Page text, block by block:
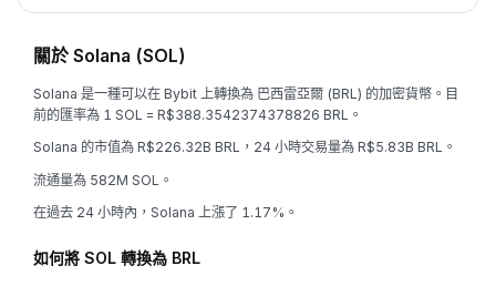
關於 Solana (SOL)
Solana 是一種可以在 Bybit 上轉換為 巴西雷亞爾 (BRL) 的加密貨幣。目
前的匯率為 1 SOL = R$388.3542374378826 BRL。
Solana 的市值為 R$226.32B BRL，24 小時交易量為 R$5.83B BRL。
流通量為 582M SOL。
在過去 24 小時內，Solana 上漲了 1.17%。
如何將 SOL 轉換為 BRL